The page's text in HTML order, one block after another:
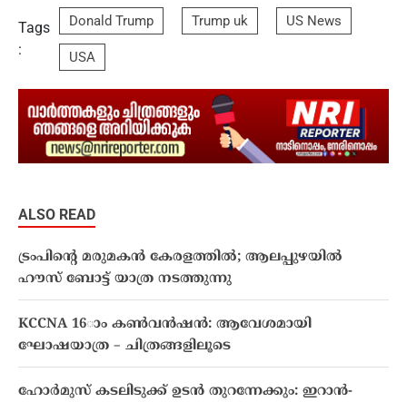
Tags
:
Donald Trump Trump uk US News
USA
ALSO READ
ട്രംപിന്റെ മരുമകന്‍ കേരളത്തിൽ; ആലപ്പുഴയിൽ
ഹൗസ് ബോട്ട് യാത്ര നടത്തുന്നു
KCCNA 16ാം കൺവൻഷൻ: ആവേശമായി
ഘോഷയാത്ര – ചിത്രങ്ങളിലൂടെ
ഹോർമുസ് കടലിടുക്ക് ഉടൻ തുറന്നേക്കും: ഇറാൻ-